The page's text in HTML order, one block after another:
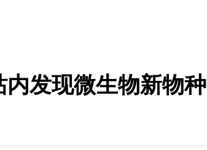
发现微生物新物种